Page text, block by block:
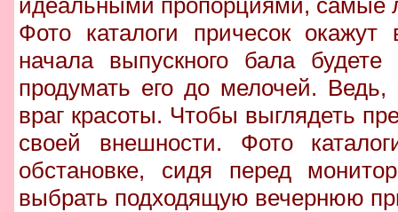
Фото каталоги причесок
начала выпускного бала
продумать его до мелочей.
враг красоты. Чтобы выглядеть
своей внешности. Фото
обстановке, сидя перед
выбрать подходящую вечернюю